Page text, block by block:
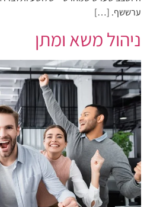
ערששף. […]
ניהול משא ומתן